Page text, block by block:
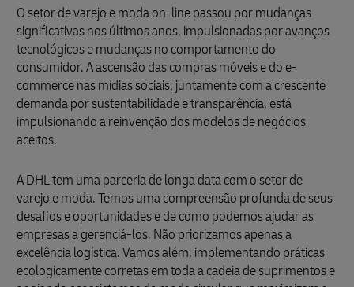
O setor de varejo e moda on-line passou por mudanças
significativas nos últimos anos, impulsionadas por avanços
tecnológicos e mudanças no comportamento do
consumidor. A ascensão das compras móveis e do e-
commerce nas mídias sociais, juntamente com a crescente
demanda por sustentabilidade e transparência, está
impulsionando a reinvenção dos modelos de negócios
aceitos.
A DHL tem uma parceria de longa data com o setor de
varejo e moda. Temos uma compreensão profunda de seus
desafios e oportunidades e de como podemos ajudar as
empresas a gerenciá-los. Não priorizamos apenas a
excelência logística. Vamos além, implementando práticas
ecologicamente corretas em toda a cadeia de suprimentos e